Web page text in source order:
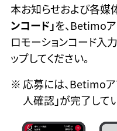
本お知らせおよび各媒
ンコード」を、Betimoア
ロモーションコード入力
ップしてください。
応募には、Betimoア
人確認」が完了して